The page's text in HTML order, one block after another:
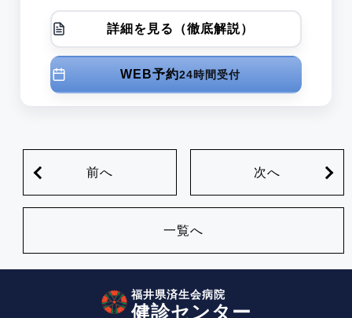
詳細を見る（徹底解説）
WEB予約24時間受付
前へ 次へ
一覧へ
福井県済生会病院
健診センター